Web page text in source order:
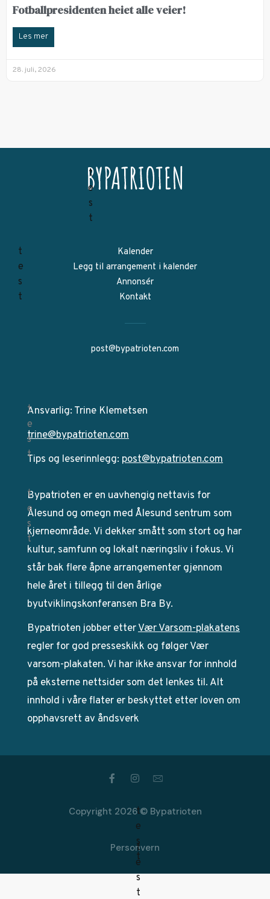
Fotballpresidenten heiet alle veier!
Les mer
28. juli, 2026
Kalender
Legg til arrangement i kalender
Annonsér
Kontakt
post@bypatrioten.com
Ansvarlig: Trine Klemetsen
trine@bypatrioten.com
Tips og leserinnlegg: post@bypatrioten.com
Bypatrioten er en uavhengig nettavis for
Ålesund og omegn med Ålesund sentrum som
kjerneområde. Vi dekker smått som stort og har
kultur, samfunn og lokalt næringsliv i fokus. Vi
står bak flere åpne arrangementer gjennom
hele året i tillegg til den årlige
byutviklingskonferansen Bra By.
Bypatrioten jobber etterVær Varsom-plakatens
regler for god presseskikk og følger Vær
varsom-plakaten. Vi har ikke ansvar for innhold
på eksterne nettsider som det lenkes til. Alt
innhold i våre flater er beskyttet etter loven om
opphavsrett av åndsverk
Copyright 2026 © Bypatrioten
Personvern